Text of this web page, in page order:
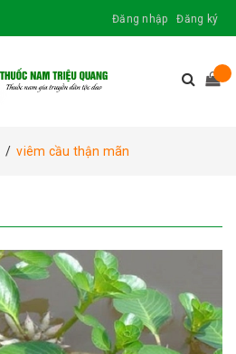
Đăng nhập Đăng ký
/ viêm cầu thận mãn